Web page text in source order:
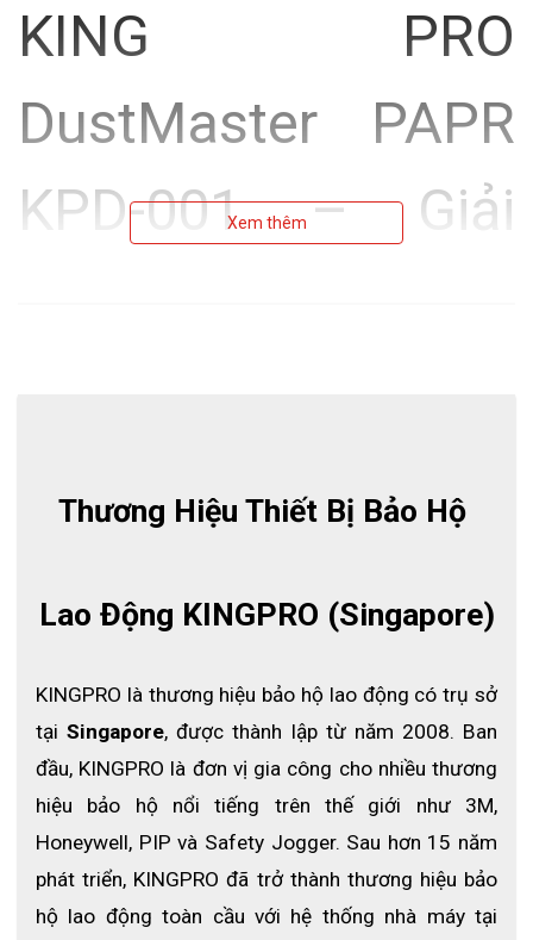
KING PRO
DustMaster PAPR
KPD-001 – Giải
trường có nhiều bụi mịn và khí độc hại. Sở hữu công nghệ lọc
tiên tiến cùng hiệu suất vượt trội, sản phẩm này là lựa chọn lý
Xem thêm
Thương Hiệu Thiết Bị Bảo Hộ
Lao Động KINGPRO (Singapore)
KINGPRO là thương hiệu bảo hộ lao động có trụ sở
tại Singapore, được thành lập từ năm 2008. Ban
đầu, KINGPRO là đơn vị gia công cho nhiều thương
hiệu bảo hộ nổi tiếng trên thế giới như 3M,
Honeywell, PIP và Safety Jogger. Sau hơn 15 năm
phát triển, KINGPRO đã trở thành thương hiệu bảo
hộ lao động toàn cầu với hệ thống nhà máy tại